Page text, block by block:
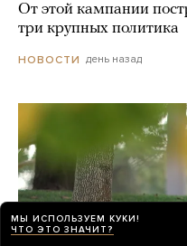
От этой кампании
три крупных политика
НОВОСТИ день назад
МЫ ИСПОЛЬЗУЕМ КУКИ!
ЧТО ЭТО ЗНАЧИТ?